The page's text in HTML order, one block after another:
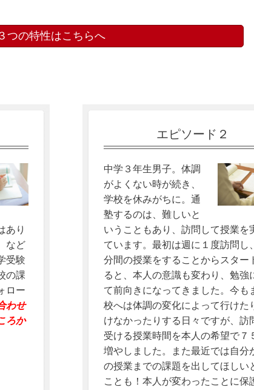
の特性はこちらへ
あり
など
受験
の課
ロー
わせ
ろか
エピソード２
中学３年生男子。体調
がよくない時が続き、
学校を休みがちに。通
塾するのは、難しいと
いうこともあり、訪問して授業を
ています。最初は週に１度訪問し
分間の授業をすることからスター
ると、本人の意識も変わり、勉強
て前向きになってきました。今も
校へは体調の変化によって行けた
けなかったりする日々ですが、訪
受ける授業時間を本人の希望で７
増やしました。また最近では自分
の授業までの課題を出してほしい
ことも！本人が変わったことに保